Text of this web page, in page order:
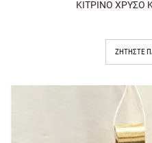
ΚΙΤΡΙΝΟ ΧΡΥΣΟ
ΖΗΤΉΣΤΕ